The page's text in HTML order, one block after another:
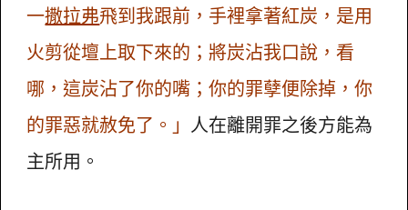
一撒拉弗飛到我跟前，手裡拿著紅炭，是用
火剪從壇上取下來的；將炭沾我口說，看
哪，這炭沾了你的嘴；你的罪孽便除掉，你
的罪惡就赦免了。」 人在離開罪之後方能為
主所用。